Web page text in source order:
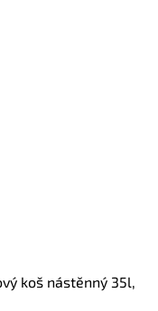
koš nástěnný 35l,